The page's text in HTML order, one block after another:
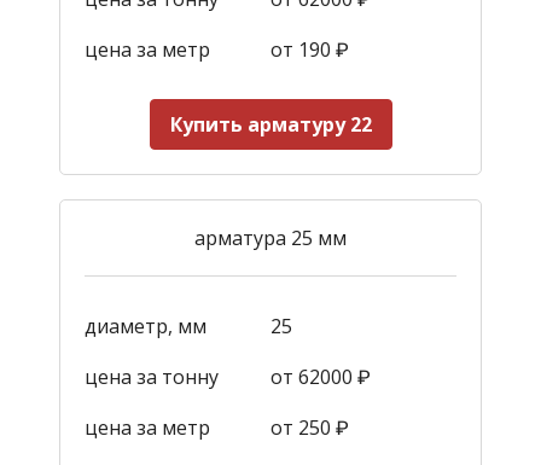
цена за метр
от 190 ₽
Купить арматуру 22
арматура 25 мм
диаметр, мм
25
цена за тонну
от 62000 ₽
цена за метр
от 250 ₽